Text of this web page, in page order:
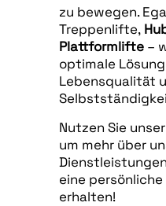
zu bewegen.
Treppenlifte,
Plattformlifte–
optimale
Lebensqualität
Nutzen Sie
um mehr über
eine persönliche
erhalten!